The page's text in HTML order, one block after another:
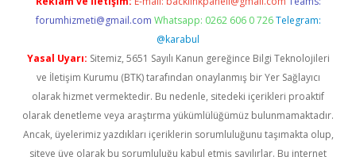
forumhizmeti@gmail.com Whatsapp: 0262 606 0 726 Telegram:
@karabul
Yasal Uyarı: Sitemiz, 5651 Sayılı Kanun gereğince Bilgi Teknolojileri
ve İletişim Kurumu (BTK) tarafından onaylanmış bir Yer Sağlayıcı
olarak hizmet vermektedir. Bu nedenle, sitedeki içerikleri proaktif
olarak denetleme veya araştırma yükümlülüğümüz bulunmamaktadır.
Ancak, üyelerimiz yazdıkları içeriklerin sorumluluğunu taşımakta olup,
siteye üye olarak bu sorumluluğu kabul etmiş sayılırlar. Bu internet